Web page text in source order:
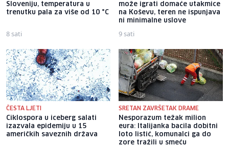
Sloveniju, temperatura u
trenutku pala za više od 10 °C
8 sati
može igrati domaće utakmice
na Koševu, teren ne ispunjava
ni minimalne uslove
9 sati
ČESTA LJETI
Ciklospora u iceberg salati
izazvala epidemiju u 15
američkih saveznih država
SRETAN ZAVRŠETAK DRAME
Nesporazum težak milion
eura: Italijanka bacila dobitni
loto listić, komunalci ga do
zore tražili u smeću